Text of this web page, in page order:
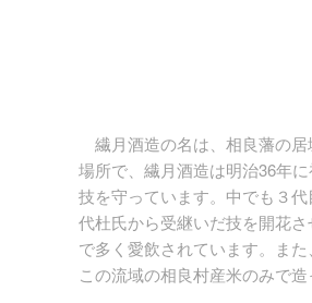
繊月酒造の名は、相良藩の
場所で、繊月酒造は明治36年
技を守っています。中でも３
代杜氏から受継いだ技を開花
で多く愛飲されています。ま
この流域の相良村産米のみで